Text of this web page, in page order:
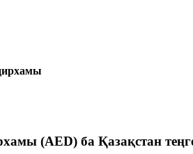
(AED) ба Қазақстан